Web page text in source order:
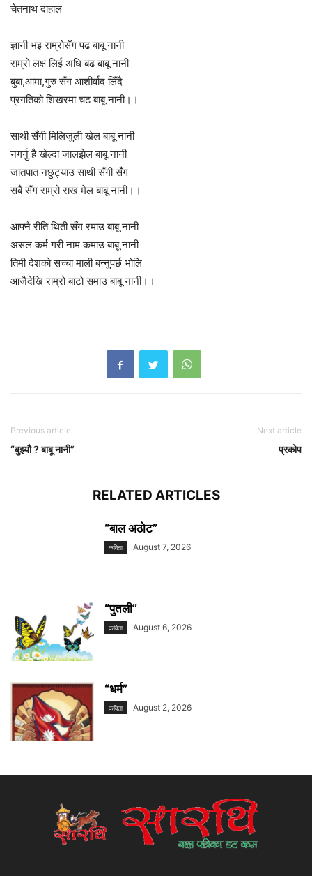
चेतनाथ दाहाल
ज्ञानी भइ राम्रोसँग पढ बाबू नानी
राम्रो लक्ष लिई अधि बढ बाबू नानी
बुबा,आमा,गुरु सँग आशीर्वाद लिँदै
प्रगतिको शिखरमा चढ बाबू नानी।।
साथी सँगी मिलिजुली खेल बाबू नानी
नगर्नु है खेल्दा जालझेल बाबू नानी
जातपात नछुट्याउ साथी सँगी सँग
सबै सँग राम्रो राख मेल बाबू नानी।।
आफ्नै रीति थिती सँग रमाउ बाबू नानी
असल कर्म गरी नाम कमाउ बाबू नानी
तिमी देशको सच्चा माली बन्नुपर्छ भोलि
आजैदेखि राम्रो बाटो समाउ बाबू नानी।।
Previous article
“बुझ्याै ? बाबू नानी”
Next article
प्रकोप
RELATED ARTICLES
“बाल अठोट”
कविता August 7, 2026
“पुतली”
कविता August 6, 2026
“धर्म”
कविता August 2, 2026